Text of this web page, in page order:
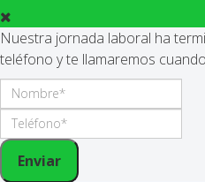
Nuestra jornada laboral ha
teléfono y te llamaremos
Enviar